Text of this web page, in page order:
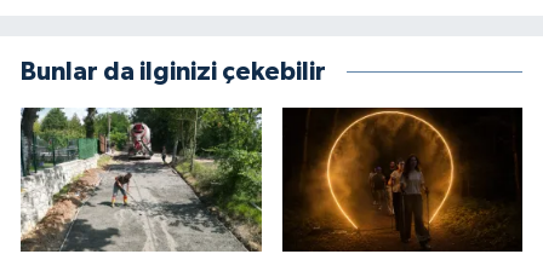
Bunlar da ilginizi çekebilir